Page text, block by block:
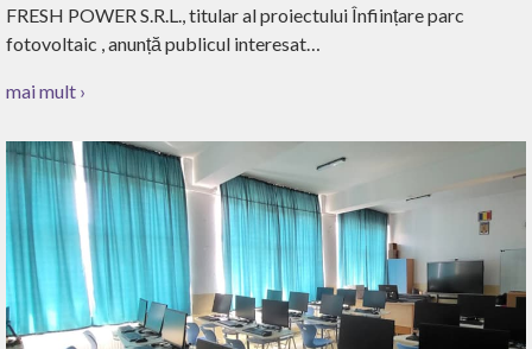
FRESH POWER S.R.L., titular al proiectului Înființare parc
fotovoltaic , anunță publicul interesat…
mai mult ›